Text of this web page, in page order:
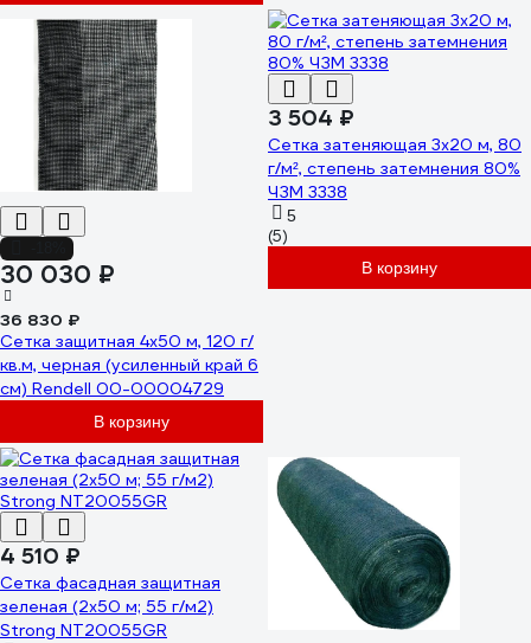
30 030 ₽
36 830 ₽
Сетка защитная 4x50 м, 120 г/
кв.м, черная (усиленный край 6
см) Rendell 00-00004729
В корзину
3 504 ₽
Сетка затеняющая 3x20 м, 80
г/м², степень затемнения 80%
ЧЗМ 3338
5
(5)
В корзину
4 510 ₽
Сетка фасадная защитная
зеленая (2x50 м; 55 г/м2)
Strong NT20055GR